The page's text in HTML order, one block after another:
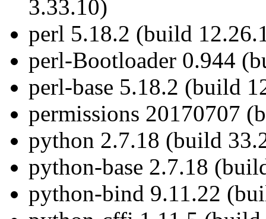
3.33.10)
perl 5.18.2 (build
perl-Bootloader 0.944
perl-base 5.18.2 (build
permissions 20170707
python 2.7.18 (build
python-base 2.7.18
python-bind 9.11.22